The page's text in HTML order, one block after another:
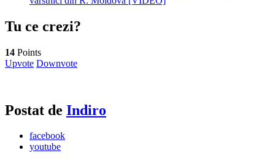
Tu ce crezi?
14 Points
Upvote Downvote
Postat de Indiro
facebook
youtube